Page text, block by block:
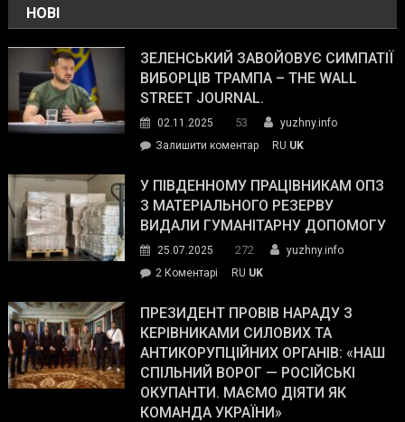
НОВІ
ЗЕЛЕНСЬКИЙ ЗАВОЙОВУЄ СИМПАТІЇ
ВИБОРЦІВ ТРАМПА – THE WALL
STREET JOURNAL.
02.11.2025 53
yuzhny.info
Залишити коментарon
завойовує
симпатії
виборців
The
Street
Journal.
RU UK
У ПІВДЕННОМУ ПРАЦІВНИКАМ ОПЗ
З МАТЕРІАЛЬНОГО РЕЗЕРВУ
ВИДАЛИ ГУМАНІТАРНУ ДОПОМОГУ
25.07.2025 272
yuzhny.info
2 Коментарі
Південному
працівникам
ОПЗ
з
матеріального
резерву
RU UK
ПРЕЗИДЕНТ ПРОВІВ НАРАДУ З
КЕРІВНИКАМИ СИЛОВИХ ТА
АНТИКОРУПЦІЙНИХ ОРГАНІВ: «НАШ
СПІЛЬНИЙ ВОРОГ — РОСІЙСЬКІ
ОКУПАНТИ. МАЄМО ДІЯТИ ЯК
КОМАНДА УКРАЇНИ»